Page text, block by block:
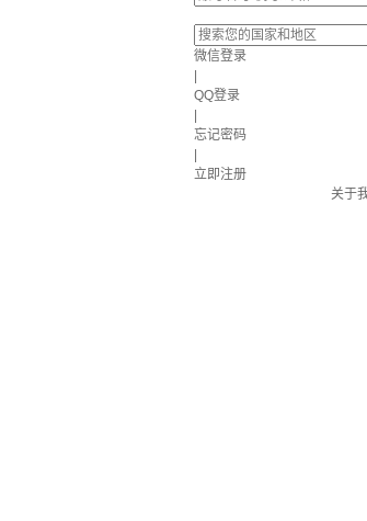
微信登录
QQ登录
忘记密码
立即注册
关于